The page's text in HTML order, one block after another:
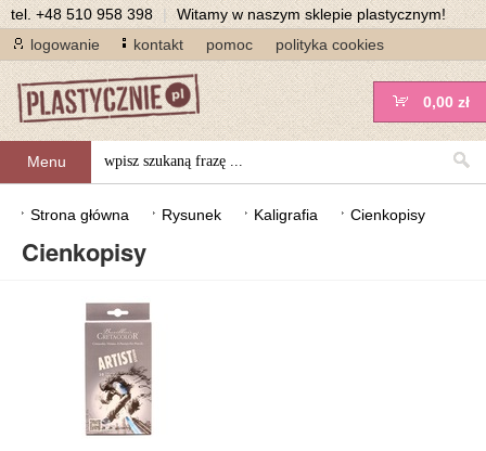
tel.+48 510 958 398 | Witamy w naszym sklepie plastycznym!
logowanie
kontakt pomoc polityka cookies
Menu
0,00 zł
Strona główna Rysunek Kaligrafia Cienkopisy
Cienkopisy